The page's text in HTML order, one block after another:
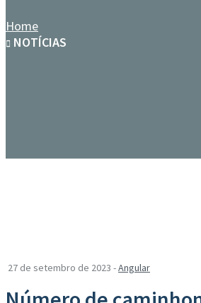
Home
NOTÍCIAS
27 de setembro de 2023 -Angular